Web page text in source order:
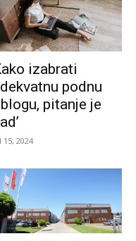
izabrati
podnu
pitanje je
15, 2024